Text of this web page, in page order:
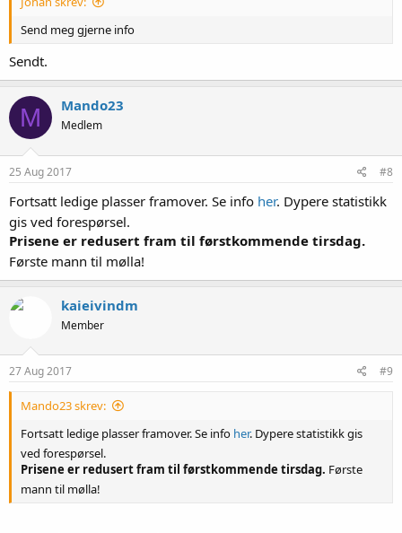
Send meg gjerne info
Sendt.
M Mando23
Medlem
25 Aug 2017 #8
Fortsatt ledige plasser framover. Se info her. Dypere statistikk
gis ved forespørsel.
Prisene er redusert fram til førstkommende tirsdag.
Første mann til mølla!
kaieivindm
Member
27 Aug 2017 #9
Mando23 skrev:
Fortsatt ledige plasser framover. Se info her. Dypere statistikk gis
ved forespørsel.
Prisene er redusert fram til førstkommende tirsdag. Første
mann til mølla!